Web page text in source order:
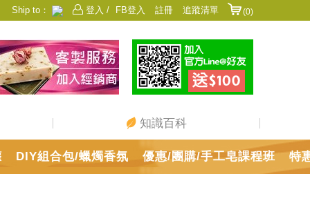
登入 / FB登入 註冊 追蹤清單
Ship to：
香港 日本 中國
澳門 美國 新加坡
DIY組合包/蠟燭香氛 優惠/團購/手工皂課程班 特
(0)
知識百科